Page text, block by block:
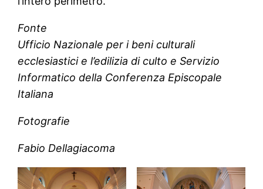
Fonte
Ufficio Nazionale per i beni culturali
ecclesiastici e l’edilizia di culto e Servizio
Informatico della Conferenza Episcopale
Italiana
Fotografie
Fabio Dellagiacoma